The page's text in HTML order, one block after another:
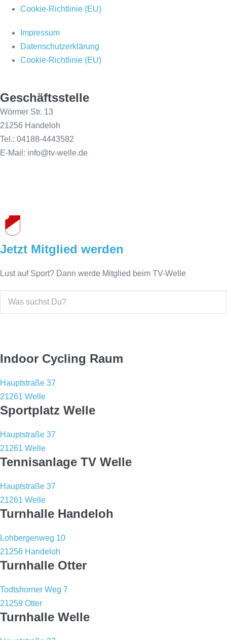
Cookie-Richtlinie (EU)
Impressum
Datenschutzerklärung
Cookie-Richtlinie (EU)
Geschäftsstelle
Wörmer Str. 13
21256 Handeloh
Tel.: 04188-4443582
E-Mail: info@tv-welle.de
Jetzt Mitglied werden
Lust auf Sport? Dann werde Mitglied beim TV-Welle
Indoor Cycling Raum
Hauptstraße 37
21261 Welle
Sportplatz Welle
Hauptstraße 37
21261 Welle
Tennisanlage TV Welle
Hauptstraße 37
21261 Welle
Turnhalle Handeloh
Lohbergenweg 10
21256 Handeloh
Turnhalle Otter
Todtshorner Weg 7
21259 Otter
Turnhalle Welle